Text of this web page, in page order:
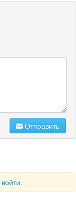
Отправить
войти.